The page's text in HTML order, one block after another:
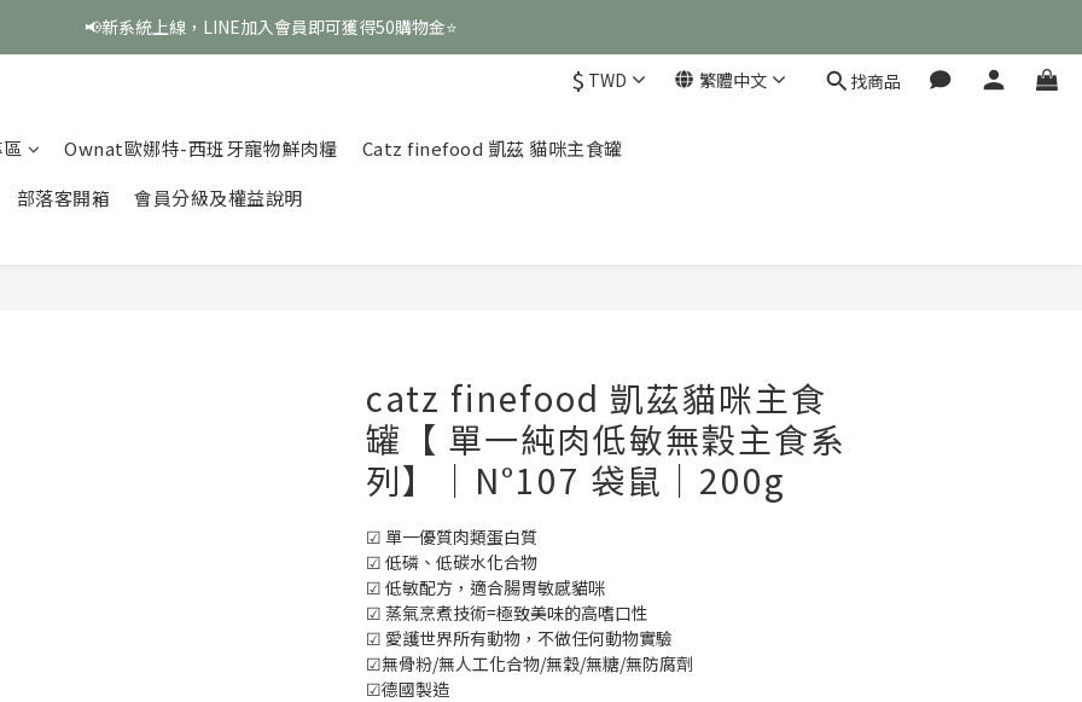
📢新系統上線，LINE加入會員即可獲得50購物金⭐
$ TWD 繁體中文 找商品
Ownat歐娜特-西班牙寵物鮮肉糧
Catz finefood 凱茲 貓咪主食罐
部落客開箱
會員分級及權益說明
catz finefood 凱茲貓咪主食
罐【 單一純肉低敏無穀主食系
列】｜N°107 袋鼠｜200g
☑ 單一優質肉類蛋白質
☑ 低磷、低碳水化合物
☑ 低敏配方，適合腸胃敏感貓咪
☑ 蒸氣烹煮技術=極致美味的高嗜口性
☑ 愛護世界所有動物，不做任何動物實驗
☑無骨粉/無人工化合物/無穀/無糖/無防腐劑
☑德國製造